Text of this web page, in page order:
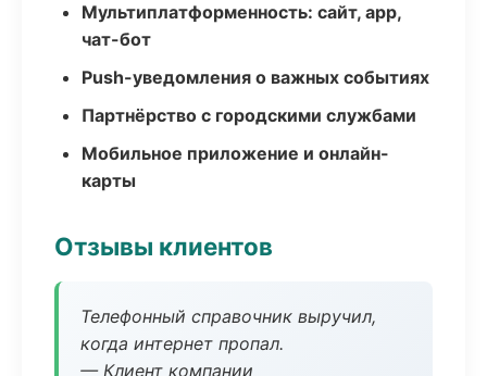
Мультиплатформенность: сайт, app,
чат-бот
Push-уведомления о важных событиях
Партнёрство с городскими службами
Мобильное приложение и онлайн-
карты
Отзывы клиентов
Телефонный справочник выручил,
когда интернет пропал.
— Клиент компании